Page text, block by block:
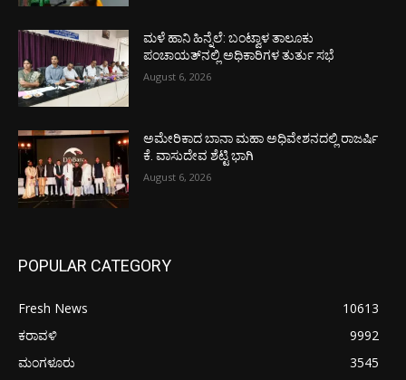
ಮಳೆ ಹಾನಿ ಹಿನ್ನೆಲೆ: ಬಂಟ್ವಾಳ ತಾಲೂಕು
ಪಂಚಾಯತ್‌ನಲ್ಲಿ ಅಧಿಕಾರಿಗಳ ತುರ್ತು ಸಭೆ
August 6, 2026
ಅಮೇರಿಕಾದ ಬಾನಾ ಮಹಾ ಅಧಿವೇಶನದಲ್ಲಿ ರಾಜರ್ಷಿ
ಕೆ. ವಾಸುದೇವ ಶೆಟ್ಟಿ ಭಾಗಿ
August 6, 2026
POPULAR CATEGORY
Fresh News
10613
ಕರಾವಳಿ
9992
ಮಂಗಳೂರು
3545